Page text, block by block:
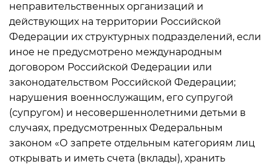
неправительственных организаций и
действующих на территории Российской
Федерации их структурных подразделений, если
иное не предусмотрено международным
договором Российской Федерации или
законодательством Российской Федерации;
нарушения военнослужащим, его супругой
(супругом) и несовершеннолетними детьми в
случаях, предусмотренных Федеральным
законом «О запрете отдельным категориям лиц
открывать и иметь счета (вклады), хранить